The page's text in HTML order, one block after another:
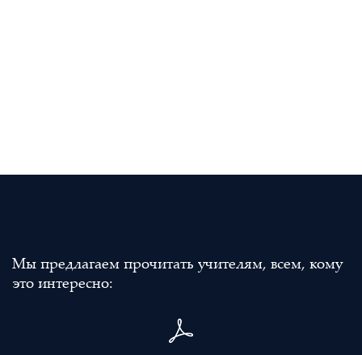
Мы предлагаем прочитать учителям, всем, кому
это интересно: